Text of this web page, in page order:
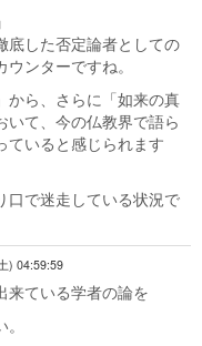
底した否定論者としての
ンターですね。
から、さらに「如来の真
いて、今の仏教界で語ら
ていると感じられます
口で迷走している状況で
) 04:59:59
来ている学者の論を